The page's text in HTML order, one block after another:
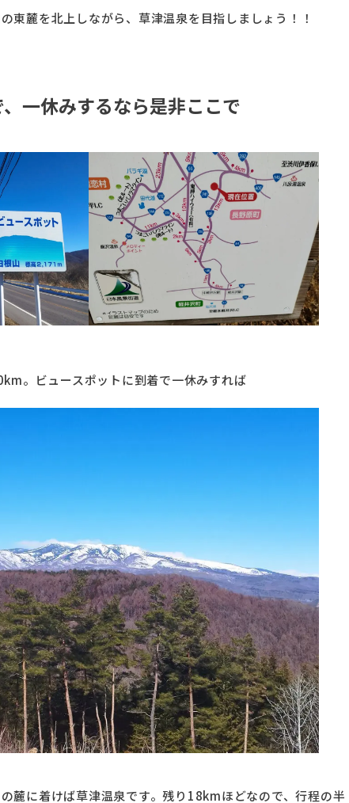
東麓を北上しながら、草津温泉を目指しましょう！！
一休みするなら是非ここで
。ビュースポットに到着で一休みすれば
麓に着けば草津温泉です。残り18kmほどなので、行程の半